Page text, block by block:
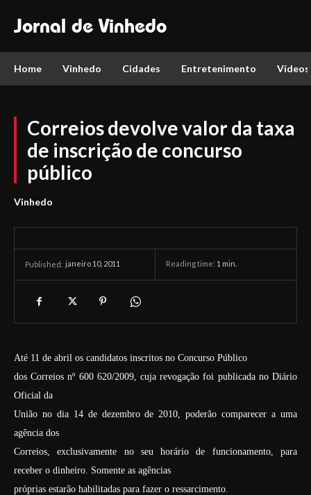
Jornal de Vinhedo
Home Vinhedo Cidades Entretenimento Vídeos
Correios devolve valor da taxa
de inscrição de concurso
público
Vinhedo
Published: janeiro 10, 2011 Reading time: 1 min.
Até 11 de abril os candidatos inscritos no Concurso Público
dos Correios nº 600 620/2009, cuja revogação foi publicada no Diário
Oficial da
União no dia 14 de dezembro de 2010, poderão comparecer a uma
agência dos
Correios, exclusivamente no seu horário de funcionamento,
para
receber o dinheiro. Somente as agências
próprias estarão habilitadas para fazer o ressarcimento.